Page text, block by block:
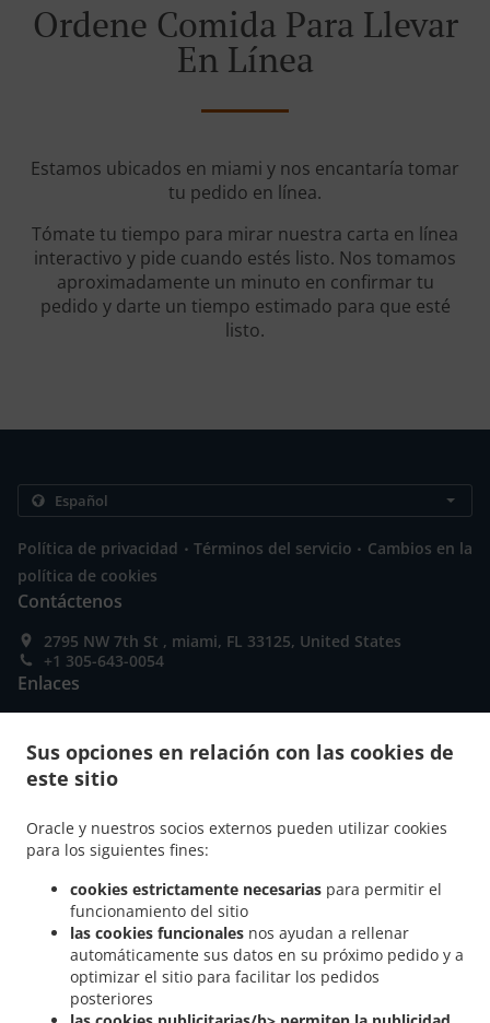
Sus opciones en relación con las cookies de
este sitio
Oracle y nuestros socios externos pueden utilizar cookies
para los siguientes fines:
cookies estrictamente necesarias para permitir el
funcionamiento del sitio
las cookies funcionales nos ayudan a rellenar
automáticamente sus datos en su próximo pedido y a
optimizar el sitio para facilitar los pedidos
posteriores
Ordene Comida Para Llevar
En Línea
Estamos ubicados en miami y nos encantaría tomar
tu pedido en línea.
Tómate tu tiempo para mirar nuestra carta en línea
interactivo y pide cuando estés listo. Nos tomamos
aproximadamente un minuto en confirmar tu
pedido y darte un tiempo estimado para que esté
listo.
Política de privacidad . Términos del servicio . Cambios en la
política de cookies
Contáctenos
2795 NW 7th St , miami, FL 33125, United States
+1 305-643-0054
Enlaces
Pedido Anticipado